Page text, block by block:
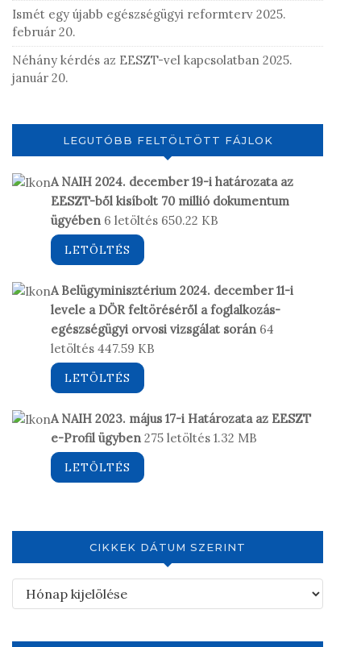
t
Ismét egy újabb egészségügyi reformterv 2025.
február 20.
Néhány kérdés az EESZT-vel kapcsolatban 2025.
január 20.
LEGUTÓBB FELTÖLTÖTT FÁJLOK
A NAIH 2024. december 19-i határozata az
EESZT-ből kisíbolt 70 millió dokumentum
ügyében 6 letöltés 650.22 KB
LETÖLTÉS
A Belügyminisztérium 2024. december 11-i
levele a DÖR feltöréséről a foglalkozás-
egészségügyi orvosi vizsgálat során 64
letöltés 447.59 KB
LETÖLTÉS
A NAIH 2023. május 17-i Határozata az EESZT
e-Profil ügyben 275 letöltés 1.32 MB
LETÖLTÉS
CIKKEK DÁTUM SZERINT